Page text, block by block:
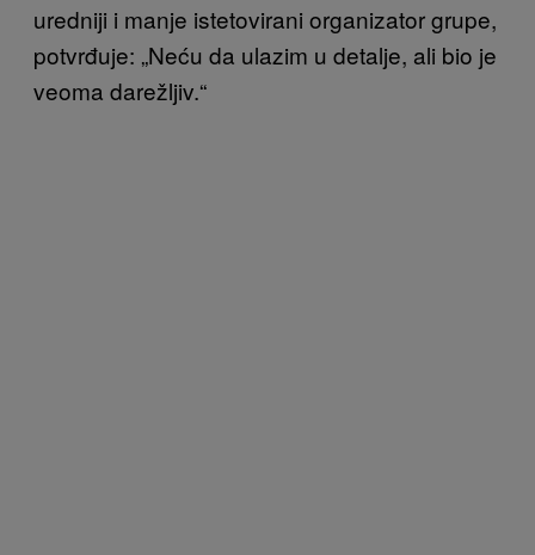
uredniji i manje istetovirani organizator grupe,
potvrđuje: „Neću da ulazim u detalje, ali bio je
veoma darežljiv.“